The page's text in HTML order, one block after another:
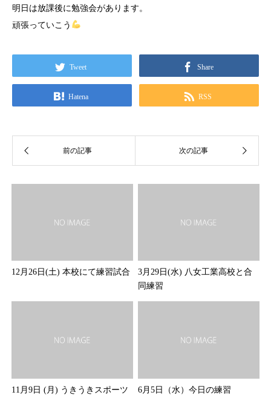
明日は放課後に勉強会があります。
頑張っていこう
Tweet Share
Hatena RSS
12月26日(土) 本校にて練習試合
3月29日(水) 八女工業高校と合
同練習
11月9日 (月) うきうきスポーツ
6月5日（水）今日の練習